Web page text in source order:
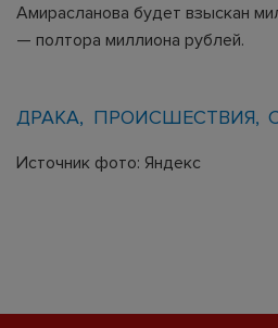
Амирасланова будет взыскан
— полтора миллиона рублей.
ДРАКА
ПРОИСШЕСТВИЯ
Источник фото: Яндекс